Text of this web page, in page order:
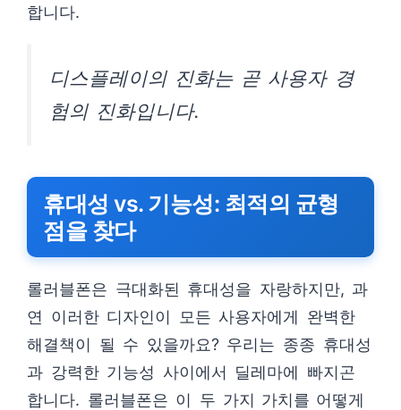
합니다.
디스플레이의 진화는 곧 사용자 경
험의 진화입니다.
휴대성 vs. 기능성: 최적의 균형
점을 찾다
롤러블폰은 극대화된 휴대성을 자랑하지만, 과
연 이러한 디자인이 모든 사용자에게 완벽한
해결책이 될 수 있을까요? 우리는 종종 휴대성
과 강력한 기능성 사이에서 딜레마에 빠지곤
합니다. 롤러블폰은 이 두 가지 가치를 어떻게